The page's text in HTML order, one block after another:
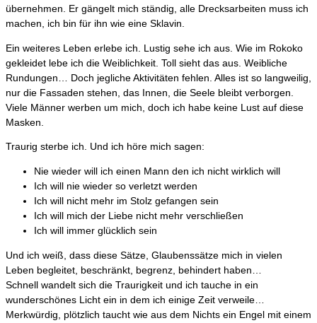
übernehmen. Er gängelt mich ständig, alle Drecksarbeiten muss ich
machen, ich bin für ihn wie eine Sklavin.
Ein weiteres Leben erlebe ich. Lustig sehe ich aus. Wie im Rokoko
gekleidet lebe ich die Weiblichkeit. Toll sieht das aus. Weibliche
Rundungen… Doch jegliche Aktivitäten fehlen. Alles ist so langweilig,
nur die Fassaden stehen, das Innen, die Seele bleibt verborgen.
Viele Männer werben um mich, doch ich habe keine Lust auf diese
Masken.
Traurig sterbe ich. Und ich höre mich sagen:
Nie wieder will ich einen Mann den ich nicht wirklich will
Ich will nie wieder so verletzt werden
Ich will nicht mehr im Stolz gefangen sein
Ich will mich der Liebe nicht mehr verschließen
Ich will immer glücklich sein
Und ich weiß, dass diese Sätze, Glaubenssätze mich in vielen
Leben begleitet, beschränkt, begrenz, behindert haben…
Schnell wandelt sich die Traurigkeit und ich tauche in ein
wunderschönes Licht ein in dem ich einige Zeit verweile…
Merkwürdig, plötzlich taucht wie aus dem Nichts ein Engel mit einem